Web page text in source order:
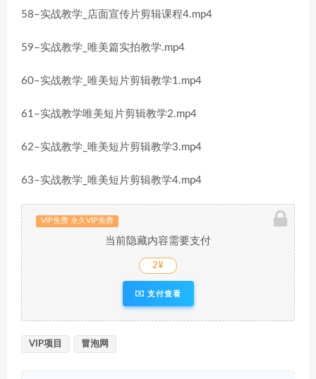
58–实战教学_店面宣传片剪辑课程4.mp4
59–实战教学_唯美篇实拍教学.mp4
60–实战教学_唯美短片剪辑教学1.mp4
61–实战教学唯美短片剪辑教学2.mp4
62–实战教学_唯美短片剪辑教学3.mp4
63–实战教学_唯美短片剪辑教学4.mp4
VIP免费 永久VIP免费
当前隐藏内容需要支付
2¥
支付查看
VIP项目 冒泡网